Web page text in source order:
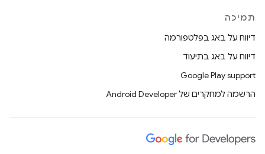
תמיכה
דיווח על באג בפלטפורמה
דיווח על באג בתיעוד
Google Play support
הרשמה למחקרים של Android Developer